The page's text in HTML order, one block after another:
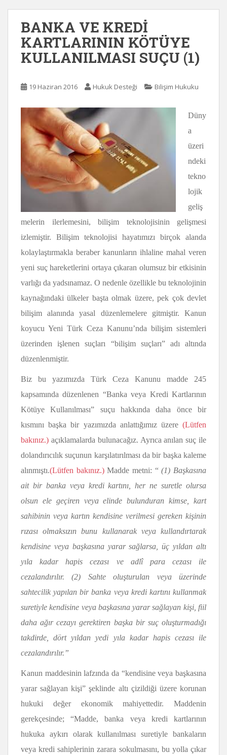
BANKA VE KREDİ
KARTLARININ KÖTÜYE
KULLANILMASI SUÇU (1)
19 Haziran 2016 Hukuk Desteği Bilişim Hukuku
Düny
a
üzeri
ndeki
tekno
lojik
geliş
melerin ilerlemesini, bilişim teknolojisinin gelişmesi
izlemiştir. Bilişim teknolojisi hayatımızı birçok alanda
kolaylaştırmakla beraber kanunların ihlaline mahal veren
yeni suç hareketlerini ortaya çıkaran olumsuz bir etkisinin
varlığı da yadsınamaz. O nedenle özellikle bu teknolojinin
kaynağındaki ülkeler başta olmak üzere, pek çok devlet
bilişim alanında yasal düzenlemelere gitmiştir. Kanun
koyucu Yeni Türk Ceza Kanunu’nda bilişim sistemleri
üzerinden işlenen suçları “bilişim suçları” adı altında
düzenlenmiştir.
Biz bu yazımızda Türk Ceza Kanunu madde 245
kapsamında düzenlenen “Banka veya Kredi Kartlarının
Kötüye Kullanılması” suçu hakkında daha önce bir
kısmını başka bir yazımızda anlattığımız üzere (Lütfen
bakınız.) açıklamalarda bulunacağız. Ayrıca anılan suç ile
dolandırıcılık suçunun karşılatırılması da bir başka kaleme
alınmıştı.(Lütfen bakınız.)Madde metni: “(1) Başkasına
ait bir banka veya kredi kartını, her ne suretle olursa
olsun ele geçiren veya elinde bulunduran kimse, kart
sahibinin veya kartın kendisine verilmesi gereken kişinin
rızası olmaksızın bunu kullanarak veya kullandırtarak
kendisine veya başkasına yarar sağlarsa, üç yıldan altı
yıla kadar hapis cezası ve adlî para cezası ile
cezalandırılır. (2) Sahte oluşturulan veya üzerinde
sahtecilik yapılan bir banka veya kredi kartını kullanmak
suretiyle kendisine veya başkasına yarar sağlayan kişi, fiil
daha ağır cezayı gerektiren başka bir suç oluşturmadığı
takdirde, dört yıldan yedi yıla kadar hapis cezası ile
cezalandırılır.”
Kanun maddesinin lafzında da “kendisine veya başkasına
yarar sağlayan kişi” şeklinde altı çizildiği üzere korunan
hukuki değer ekonomik mahiyettedir. Maddenin
gerekçesinde; “Madde, banka veya kredi kartlarının
hukuka aykırı olarak kullanılması suretiyle bankaların
veya kredi sahiplerinin zarara sokulmasını, bu yolla çıkar